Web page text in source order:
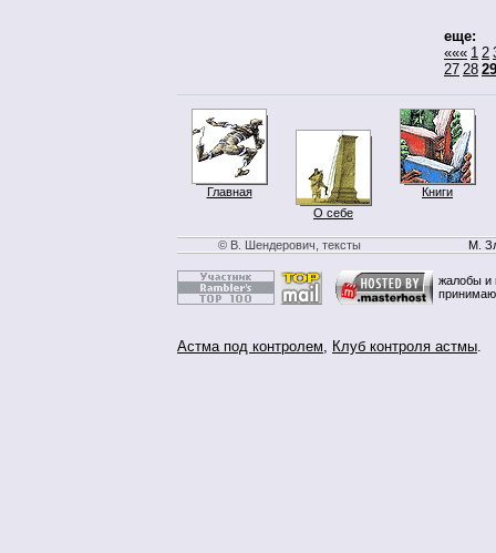
еще:
««« 1 2
27 28 29
Главная
О себе
Книги
© В. Шендерович, тексты М.
жалобы и
Астма под контролем, Клуб контроля астмы.